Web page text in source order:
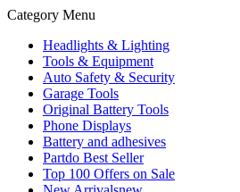
Category Menu
Headlights & Lighting
Tools & Equipment
Auto Safety & Security
Garage Tools
Original Battery Tools
Phone Displays
Battery and adhesives
Partdo Best Seller
Top 100 Offers on Sale